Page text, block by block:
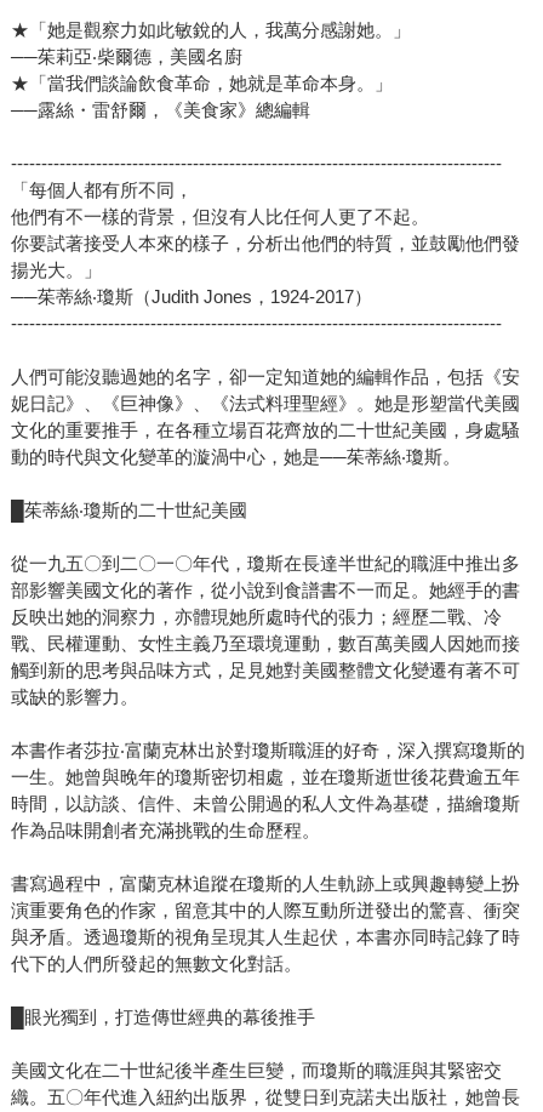
★「她是觀察力如此敏銳的人，我萬分感謝她。」
──茱莉亞‧柴爾德，美國名廚
★「當我們談論飲食革命，她就是革命本身。」
──露絲・雷舒爾，《美食家》總編輯
---------------------------------------------------------------------------------
「每個人都有所不同，
他們有不一樣的背景，但沒有人比任何人更了不起。
你要試著接受人本來的樣子，分析出他們的特質，並鼓勵他們發
揚光大。」
──茱蒂絲‧瓊斯（Judith Jones，1924-2017）
---------------------------------------------------------------------------------
人們可能沒聽過她的名字，卻一定知道她的編輯作品，包括《安
妮日記》、《巨神像》、《法式料理聖經》。她是形塑當代美國
文化的重要推手，在各種立場百花齊放的二十世紀美國，身處騷
動的時代與文化變革的漩渦中心，她是──茱蒂絲‧瓊斯。
█茱蒂絲‧瓊斯的二十世紀美國
從一九五〇到二〇一〇年代，瓊斯在長達半世紀的職涯中推出多
部影響美國文化的著作，從小說到食譜書不一而足。她經手的書
反映出她的洞察力，亦體現她所處時代的張力；經歷二戰、冷
戰、民權運動、女性主義乃至環境運動，數百萬美國人因她而接
觸到新的思考與品味方式，足見她對美國整體文化變遷有著不可
或缺的影響力。
本書作者莎拉‧富蘭克林出於對瓊斯職涯的好奇，深入撰寫瓊斯的
一生。她曾與晚年的瓊斯密切相處，並在瓊斯逝世後花費逾五年
時間，以訪談、信件、未曾公開過的私人文件為基礎，描繪瓊斯
作為品味開創者充滿挑戰的生命歷程。
書寫過程中，富蘭克林追蹤在瓊斯的人生軌跡上或興趣轉變上扮
演重要角色的作家，留意其中的人際互動所迸發出的驚喜、衝突
與矛盾。透過瓊斯的視角呈現其人生起伏，本書亦同時記錄了時
代下的人們所發起的無數文化對話。
█眼光獨到，打造傳世經典的幕後推手
美國文化在二十世紀後半產生巨變，而瓊斯的職涯與其緊密交
織。五〇年代進入紐約出版界，從雙日到克諾夫出版社，她曾長